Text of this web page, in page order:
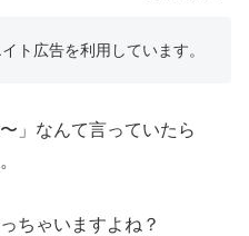
ト広告を利用しています。
」なんて言っていたら
ちゃいますよね？